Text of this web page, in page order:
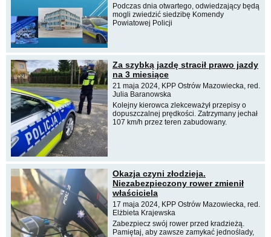
Podczas dnia otwartego, odwiedzający będą
mogli zwiedzić siedzibę Komendy
Powiatowej Policji
Za szybką jazdę stracił prawo jazdy
na 3 miesiące
21 maja 2024, KPP Ostrów Mazowiecka, red.
Julia Baranowska
Kolejny kierowca zlekceważył przepisy o
dopuszczalnej prędkości. Zatrzymany jechał
107 km/h przez teren zabudowany.
Okazja czyni złodzieja.
Niezabezpieczony rower zmienił
właściciela
17 maja 2024, KPP Ostrów Mazowiecka, red.
Elżbieta Krajewska
Zabezpiecz swój rower przed kradzieżą.
Pamiętaj, aby zawsze zamykać jednoślady,